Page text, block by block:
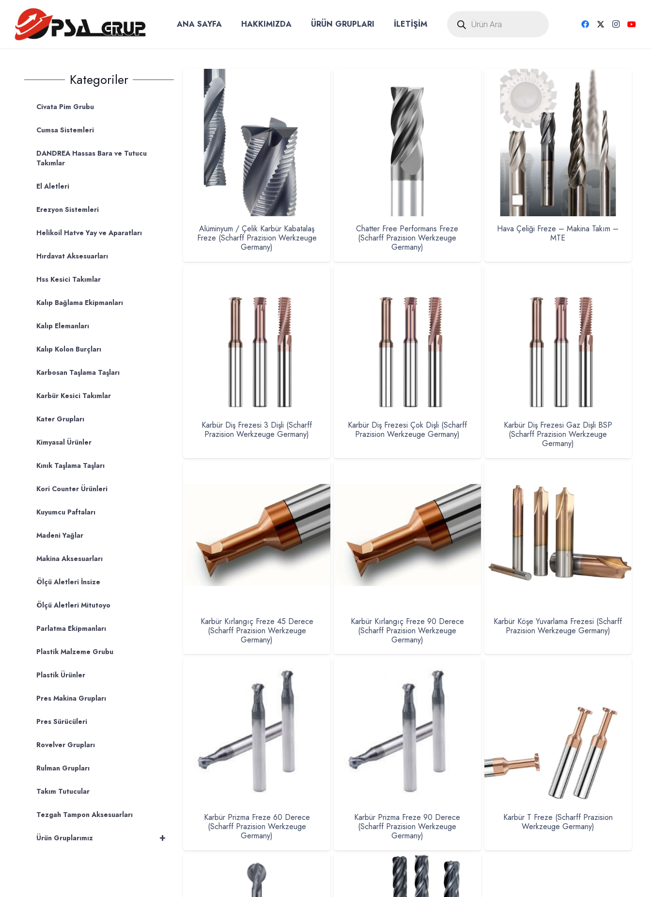
ANA SAYFA HAKKIMIZDA ÜRÜN GRUPLARI İLETİŞİM search
Kategoriler
Civata Pim Grubu
Cumsa Sistemleri
DANDREA Hassas Bara ve Tutucu
Takımlar
El Aletleri
Erezyon Sistemleri
Helikoil Hatve Yay ve Aparatları
Hırdavat Aksesuarları
Hss Kesici Takımlar
Kalıp Bağlama Ekipmanları
Kalıp Elemanları
Kalıp Kolon Burçları
Karbosan Taşlama Taşları
Karbür Kesici Takımlar
Kater Grupları
Kimyasal Ürünler
Kınık Taşlama Taşları
Kori Counter Ürünleri
Kuyumcu Paftaları
Madeni Yağlar
Makina Aksesuarları
Ölçü Aletleri İnsize
Ölçü Aletleri Mitutoyo
Parlatma Ekipmanları
Plastik Malzeme Grubu
Plastik Ürünler
Pres Makina Grupları
Pres Sürücüleri
Rovelver Grupları
Rulman Grupları
Takım Tutucular
Tezgah Tampon Aksesuarları
+
Ürün Gruplarımız
Alüminyum / Çelik Karbür Kabatalaş
Freze (Scharff Prazision Werkzeuge
Germany)
Chatter Free Performans Freze
(Scharff Prazision Werkzeuge
Germany)
Hava Çeliği Freze – Makina Takım –
MTE
Karbür Diş Frezesi 3 Dişli (Scharff
Prazision Werkzeuge Germany)
Karbür Diş Frezesi Çok Dişli (Scharff
Prazision Werkzeuge Germany)
Karbür Diş Frezesi Gaz Dişli BSP
(Scharff Prazision Werkzeuge
Germany)
Karbür Kırlangıç Freze 45 Derece
(Scharff Prazision Werkzeuge
Germany)
Karbür Kırlangıç Freze 90 Derece
(Scharff Prazision Werkzeuge
Germany)
Karbür Köşe Yuvarlama Frezesi (Scharff
Prazision Werkzeuge Germany)
Karbür Prizma Freze 60 Derece
(Scharff Prazision Werkzeuge
Germany)
Karbür Prizma Freze 90 Derece
(Scharff Prazision Werkzeuge
Germany)
Karbür T Freze (Scharff Prazision
Werkzeuge Germany)